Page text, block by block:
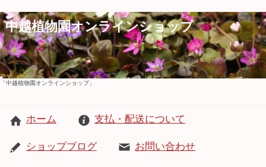
中越植物園オンラインショップ
「中越植物園オンラインショップ」
ホーム 支払・配送について
ショップブログ お問い合わせ